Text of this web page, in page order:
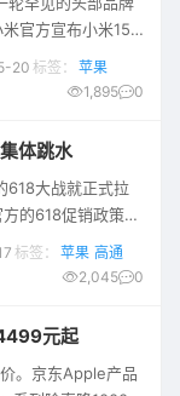
官方宣布小米15
零点，苹果iPhone
；同日10时，华为
果华为小米集体降
一。 高端旗舰集
20 标签：
苹果
1,895 0
体跳水
618大战就正式拉
的618促销政策正
#iPhone 17 Pro降
了苹果，安卓阵营
的考试，新品的
在这场大促中显露
标签： 苹果 高通
2,045 0
元起
。京东Apple产品